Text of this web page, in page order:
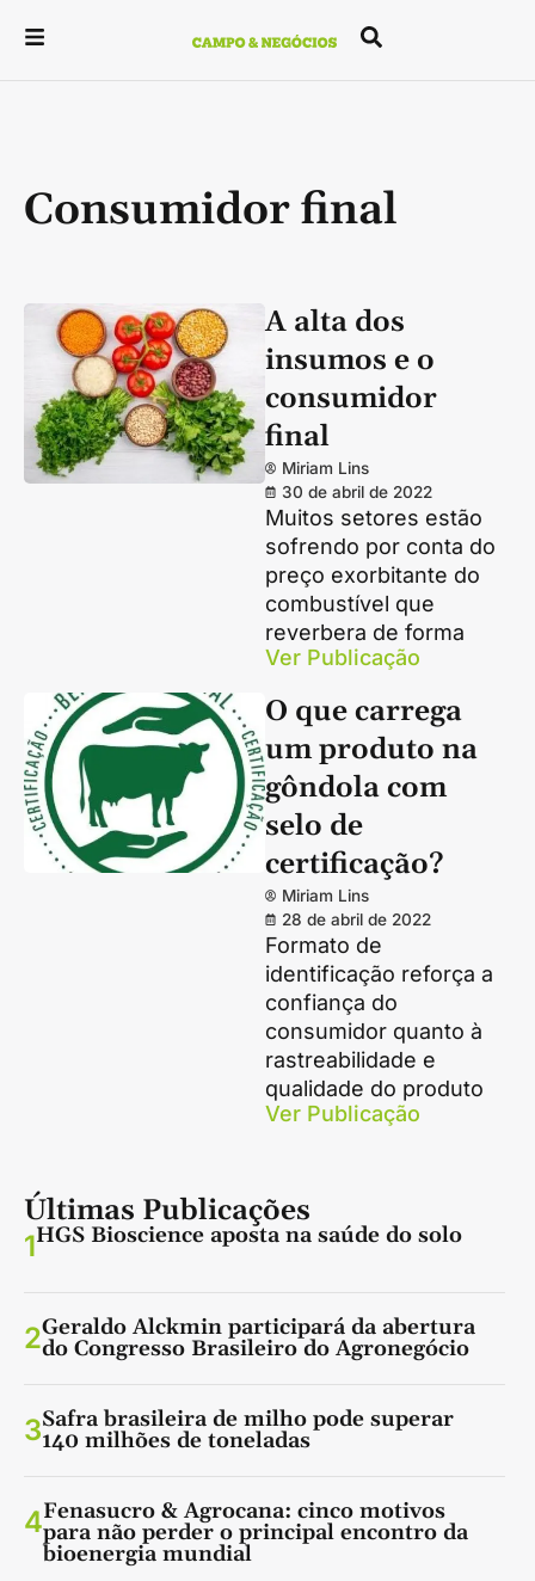
Consumidor final
A alta dos
insumos e o
consumidor
final
Miriam Lins
30 de abril de 2022
Muitos setores estão
sofrendo por conta do
preço exorbitante do
combustível que
reverbera de forma
Ver Publicação
O que carrega
um produto na
gôndola com
selo de
certificação?
Miriam Lins
28 de abril de 2022
Formato de
identificação reforça a
confiança do
consumidor quanto à
rastreabilidade e
qualidade do produto
Ver Publicação
Últimas Publicações
1HGS Bioscience aposta na saúde do solo
2Geraldo Alckmin participará da abertura
do Congresso Brasileiro do Agronegócio
3Safra brasileira de milho pode superar
140 milhões de toneladas
4Fenasucro & Agrocana: cinco motivos
para não perder o principal encontro da
bioenergia mundial